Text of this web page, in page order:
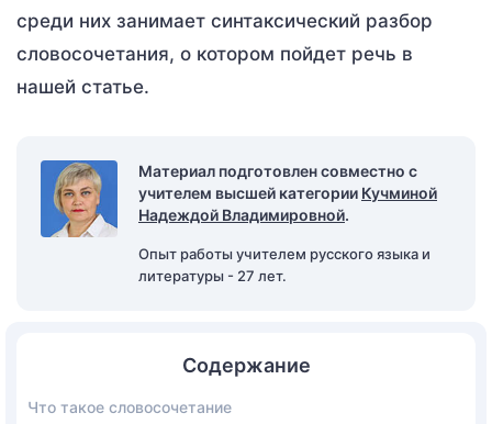
среди них занимает синтаксический разбор
словосочетания, о котором пойдет речь в
нашей статье.
Материал подготовлен совместно с
учителем высшей категории Кучминой
Надеждой Владимировной.
Опыт работы учителем русского языка и
литературы - 27 лет.
Содержание
Что такое словосочетание